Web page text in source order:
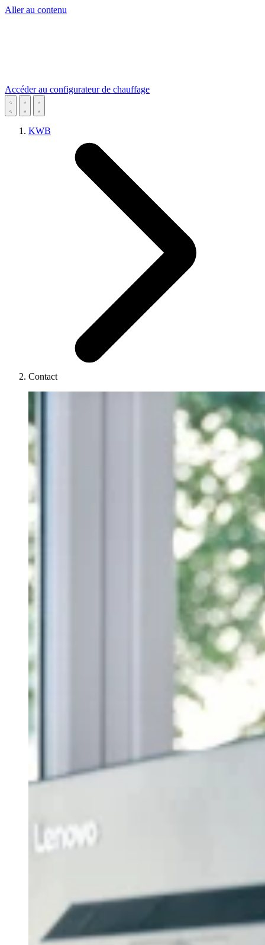
Aller au contenu
Accéder au configurateur de chauffage
KWB
Contact